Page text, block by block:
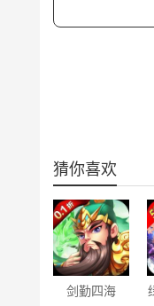
猜你喜欢
剑勤四海